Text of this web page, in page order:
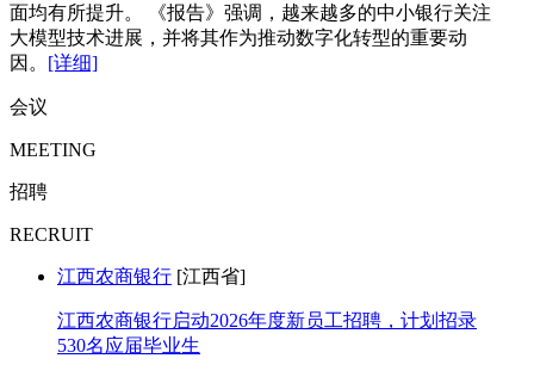
面均有所提升。 《报告》强调，越来越多的中小银行关注
大模型技术进展，并将其作为推动数字化转型的重要动
因。 [详细]
会议
MEETING
招聘
RECRUIT
江西农商银行 [江西省]
江西农商银行启动2026年度新员工招聘，计划招录
530名应届毕业生